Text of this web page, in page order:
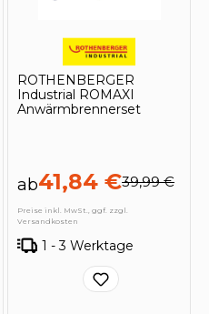
ROTHENBERGER
Industrial ROMAXI
Anwärmbrennerset
ab41,84 €39,99 €
Preise inkl. MwSt., ggf. zzgl.
Versandkosten
1 - 3 Werktage